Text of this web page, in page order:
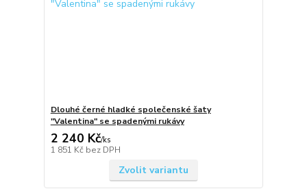
Dlouhé černé hladké společenské šaty
"Valentina" se spadenými rukávy
2 240 Kč/ks
1 851 Kč bez DPH
Zvolit variantu